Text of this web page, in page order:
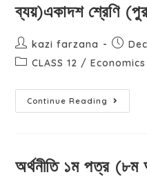
ব্যয়)একাদশ শ্রেণি
kazi farzana
CLASS 12 / Economics
Continue Reading
অর্থনীতি ১ম পত্র